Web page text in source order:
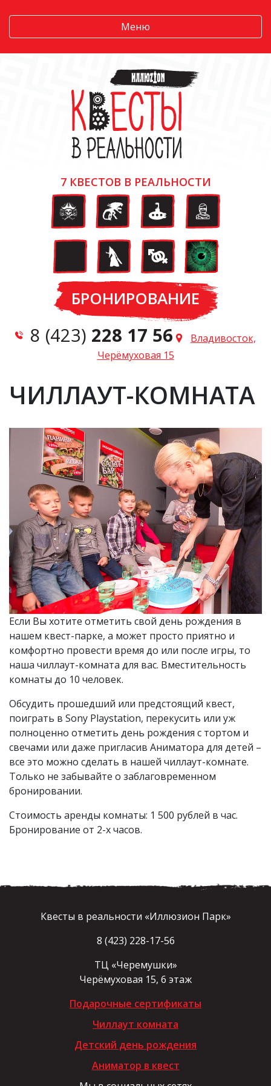
Меню
7 КВЕСТОВ В РЕАЛЬНОСТИ
БРОНИРОВАНИЕ
8 (423) 228 17 56
Владивосток,
Черёмуховая 15
ЧИЛЛАУТ-КОМНАТА
Если Вы хотите отметить свой день рождения в
нашем квест-парке, а может просто приятно и
комфортно провести время до или после игры, то
наша чиллаут-комната для вас. Вместительность
комнаты до 10 человек.
Обсудить прошедший или предстоящий квест,
поиграть в Sony Playstation, перекусить или уж
полноценно отметить день рождения с тортом и
свечами или даже пригласив Аниматора для детей –
все это можно сделать в нашей чиллаут-комнате.
Только не забывайте о заблаговременном
бронировании.
Стоимость аренды комнаты: 1 500 рублей в час.
Бронирование от 2-х часов.
Квесты в реальности «Иллюзион Парк»
8 (423) 228-17-56
ТЦ «Черемушки»
Черёмуховая 15, 6 этаж
Подарочные сертификаты
Чиллаут комната
Детский день рождения
Аниматор в квест